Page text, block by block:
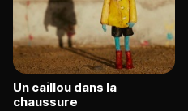
Un caillou dans la
chaussure